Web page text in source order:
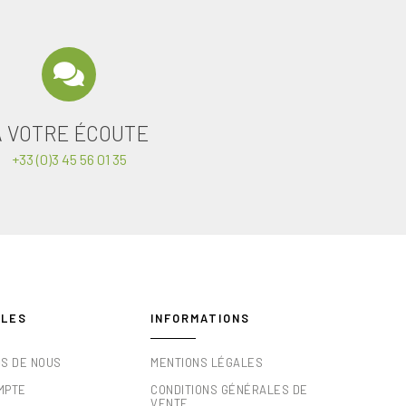
VOTRE ÉCOUTE
+33 (0)3 45 56 01 35
DE NOUS
INFORMATIONS
MENTIONS LÉGALES
CONDITIONS GÉNÉRALES DE